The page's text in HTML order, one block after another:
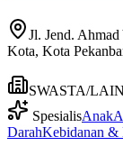
Jl. Jend.
Kota, Kota
SWASTA/
SpesialisAnak
DarahKebidanan &